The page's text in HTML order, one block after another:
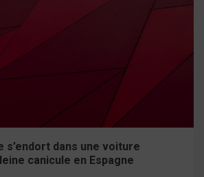
s’endort dans une voiture
canicule en Espagne